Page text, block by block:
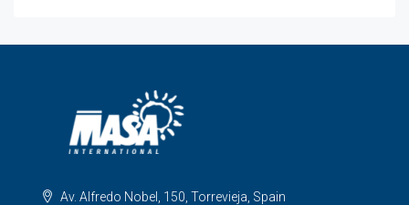
Av. Alfredo Nobel, 150, Torrevieja, Spain